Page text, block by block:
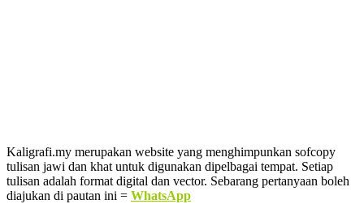
Kaligrafi.my merupakan website yang menghimpunkan sofcopy
tulisan jawi dan khat untuk digunakan dipelbagai tempat. Setiap
tulisan adalah format digital dan vector. Sebarang pertanyaan boleh
diajukan di pautan ini = WhatsApp